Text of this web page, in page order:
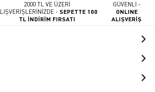
2000 TL VE ÜZERİ
-SEPETTE 100
TL İNDİRİM FIRSATI
GÜVENLİ -
ONLINE
ALIŞVERİŞ